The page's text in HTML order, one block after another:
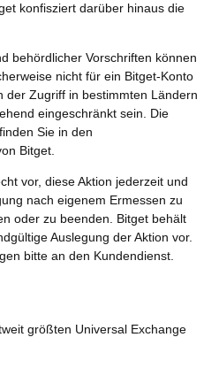
konfisziert darüber hinaus die
behördlicher Vorschriften können
nicht für ein Bitget-Konto
der Zugriff in bestimmten Ländern
eingeschränkt sein. Die
Sie in den
Bitget.
vor, diese Aktion jederzeit und
nach eigenem Ermessen zu
oder zu beenden. Bitget behält
Auslegung der Aktion vor.
bitte an den Kundendienst.
größten Universal Exchange